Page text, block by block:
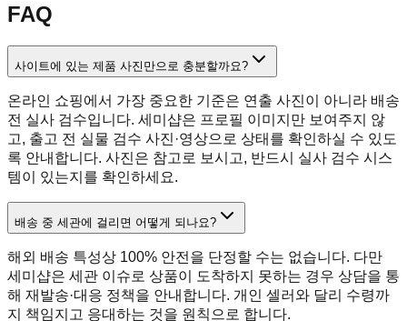
FAQ
사이트에 있는 제품 사진만으로 충분할까요?
온라인 쇼핑에서 가장 중요한 기준은 연출 사진이 아니라 배송
전 실사 검수입니다. 세미샵은 프로필 이미지만 보여주지 않
고, 출고 전 실물 검수 사진·영상으로 상태를 확인하실 수 있도
록 안내합니다. 사진은 참고로 보시고, 반드시 실사 검수 시스
템이 있는지를 확인하세요.
배송 중 세관에 걸리면 어떻게 되나요?
해외 배송 특성상 100% 안전을 단정할 수는 없습니다. 다만
세미샵은 세관 이슈로 상품이 도착하지 못하는 경우 상담을 통
해 재발송·대응 정책을 안내합니다. 개인 셀러와 달리 수령까
지 책임지고 응대하는 것을 원칙으로 합니다.